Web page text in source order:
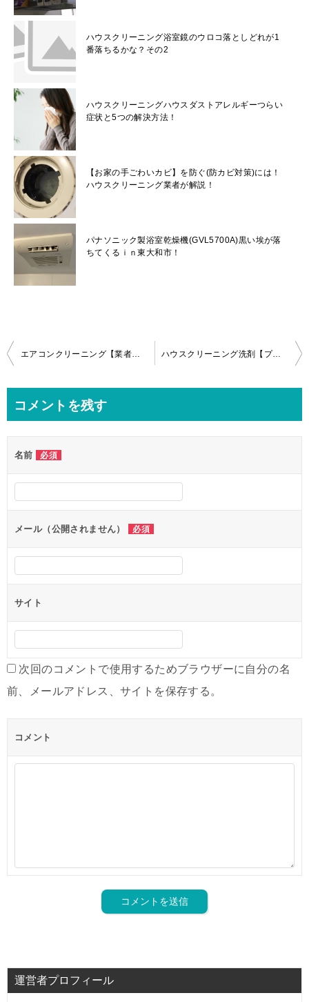
ハウスクリーニング浴室鏡のウロコ落としどれが1
番落ちるかな？その2
ハウスクリーニングハウスダストアレルギーつらい
症状と5つの解決方法！
【お家の手ごわいカビ】を防ぐ(防カビ対策)には！
ハウスクリーニング業者が解説！
パナソニック製浴室乾燥機(GVL5700A)黒い埃が落
ちてくるｉｎ東大和市！
投
ビ
ー
シ
ョ
ン
ハウスクリーニング洗剤【プロが教える!】基礎知識はこれ！
コメントを残す
名前 必須
メール（公開されません） 必須
サイト
次回のコメントで使用するためブラウザーに自分の名
前、メールアドレス、サイトを保存する。
コメント
運営者プロフィール